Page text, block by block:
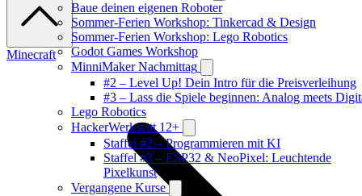
Baue deinen eigenen Roboter
Sommer-Ferien Workshop: Tinkercad & Design
Sommer-Ferien Workshop: Lego Robotics
Godot Games Workshop
MinniMaker Nachmittag
#2 – Level Up! Dein Intro für die Preisverleihung
#3 – Lass die Spiele beginnen: Analog meets
Lego Robotics
HackerWerkstatt 12+
Staffel #2 – Programmieren mit KI
Staffel #3 – ESP32 & NeoPixel: Leuchtende
Pixelkunst
Vergangene Kurse
Minecraft